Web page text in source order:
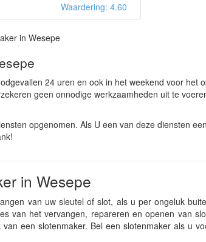
Waardering: 4.60
in Wesepe
24 uren en ook in het weekend voor het
geen onnodige werkzaamheden uit te
opgenomen. Als U een van deze diensten
in Wesepe
van uw sleutel of slot, als u per ongeluk
van het vervangen, repareren en openen van
een slotenmaker. Bel een slotenmaker als u